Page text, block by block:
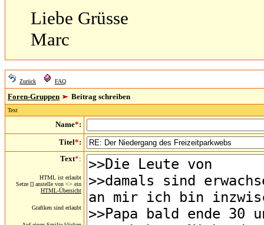
Liebe Grüsse
Marc
Zurück FAQ
Foren-Gruppen Beitrag schreiben
Text
Name*:
Titel*:
Text*:
HTML ist erlaubt
Setze [] anstelle von <> ein
HTML-Übersicht
Grafiken sind erlaubt